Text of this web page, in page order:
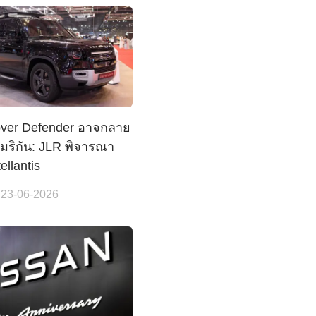
Defender อาจกลาย
มริกัน: JLR พิจารณา
06-2026